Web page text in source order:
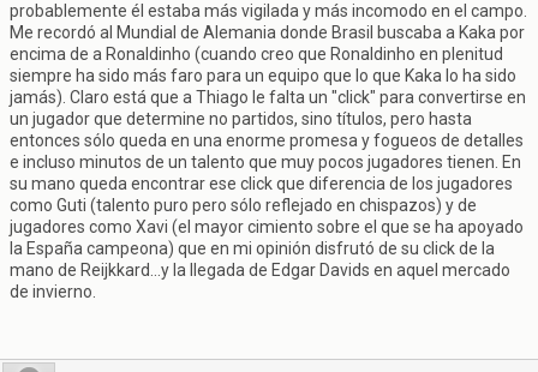
probablemente él estaba más vigilada y más incomodo en el campo.
Me recordó al Mundial de Alemania donde Brasil buscaba a Kaka por
encima de a Ronaldinho (cuando creo que Ronaldinho en plenitud
siempre ha sido más faro para un equipo que lo que Kaka lo ha sido
jamás). Claro está que a Thiago le falta un "click" para convertirse en
un jugador que determine no partidos, sino títulos, pero hasta
entonces sólo queda en una enorme promesa y fogueos de detalles
e incluso minutos de un talento que muy pocos jugadores tienen. En
su mano queda encontrar ese click que diferencia de los jugadores
como Guti (talento puro pero sólo reflejado en chispazos) y de
jugadores como Xavi (el mayor cimiento sobre el que se ha apoyado
la España campeona) que en mi opinión disfrutó de su click de la
mano de Reijkkard...y la llegada de Edgar Davids en aquel mercado
de invierno.